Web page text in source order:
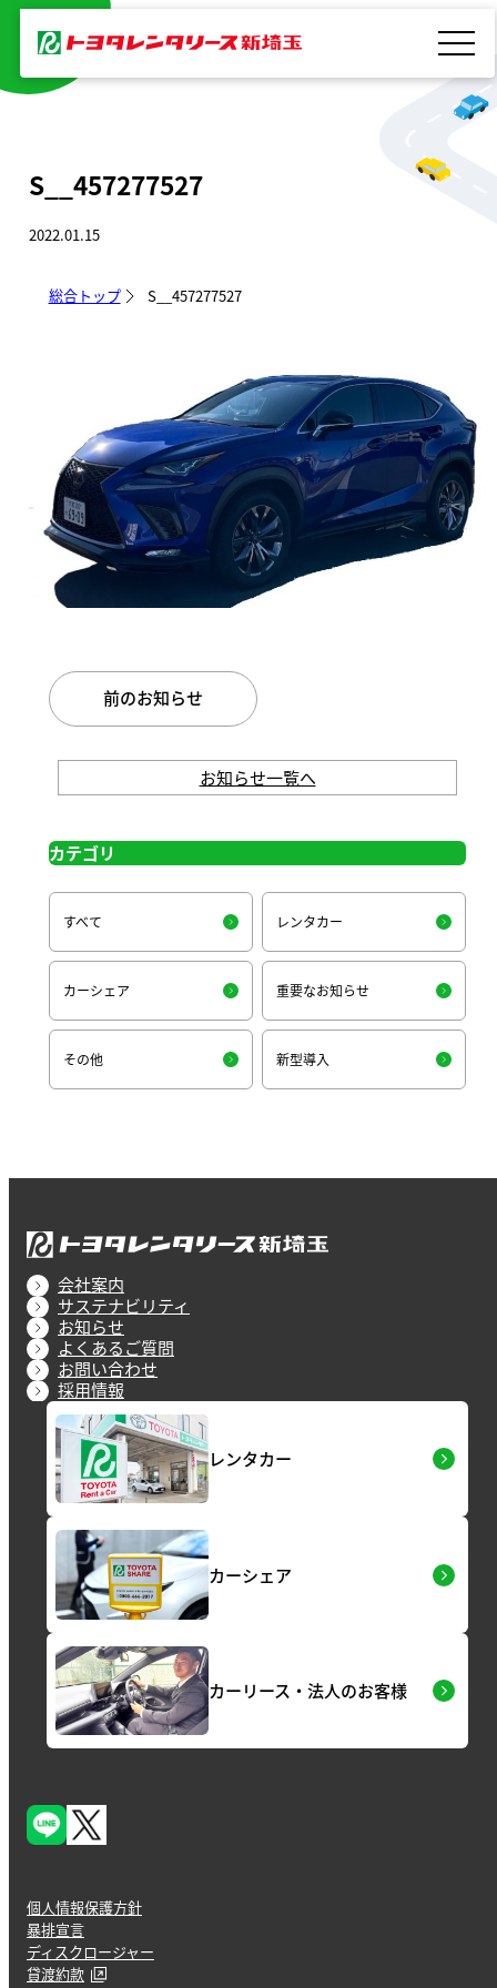
を
S__457277527
2022.01.15
総合トップ S__457277527
前のお知らせ
お知らせ一覧へ
カテゴリ
すべて レンタカー
カーシェア 重要なお知らせ
その他 新型導入
会社案内
サステナビリティ
お知らせ
よくあるご質問
お問い合わせ
採用情報
レンタカー
カーシェア
カーリース・法人のお客様
個人情報保護方針
暴排宣言
ディスクロージャー
貸渡約款